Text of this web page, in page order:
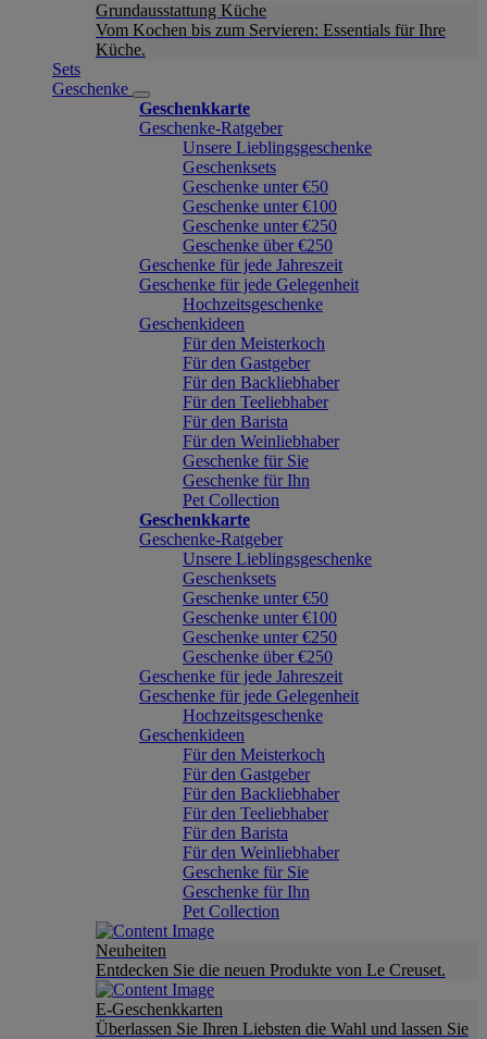
Grundausstattung Küche
Vom Kochen bis zum Servieren: Essentials für Ihre
Küche.
Sets
Geschenke
Geschenkkarte
Geschenke-Ratgeber
Unsere Lieblingsgeschenke
Geschenksets
Geschenke unter €50
Geschenke unter €100
Geschenke unter €250
Geschenke über €250
Geschenke für jede Jahreszeit
Geschenke für jede Gelegenheit
Hochzeitsgeschenke
Geschenkideen
Für den Meisterkoch
Für den Gastgeber
Für den Backliebhaber
Für den Teeliebhaber
Für den Barista
Für den Weinliebhaber
Geschenke für Sie
Geschenke für Ihn
Pet Collection
Geschenkkarte
Geschenke-Ratgeber
Unsere Lieblingsgeschenke
Geschenksets
Geschenke unter €50
Geschenke unter €100
Geschenke unter €250
Geschenke über €250
Geschenke für jede Jahreszeit
Geschenke für jede Gelegenheit
Hochzeitsgeschenke
Geschenkideen
Für den Meisterkoch
Für den Gastgeber
Für den Backliebhaber
Für den Teeliebhaber
Für den Barista
Für den Weinliebhaber
Geschenke für Sie
Geschenke für Ihn
Pet Collection
Neuheiten
Entdecken Sie die neuen Produkte von Le Creuset.
E-Geschenkkarten
Überlassen Sie Ihren Liebsten die Wahl und lassen Sie